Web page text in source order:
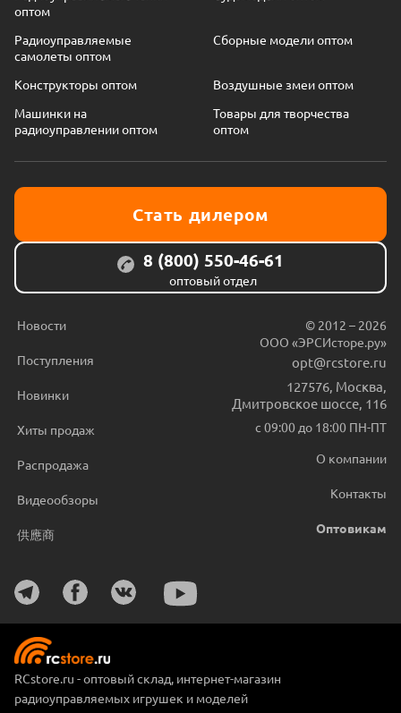
оптом
Радиоуправляемые
самолеты оптом
Сборные модели оптом
Конструкторы оптом
Воздушные змеи оптом
Машинки на
радиоуправлении оптом
Товары для творчества
оптом
Стать дилером
8 (800) 550-46-61
оптовый отдел
Новости
Поступления
Новинки
Хиты продаж
Распродажа
Видеообзоры
供應商
© 2012 – 2026
ООО «ЭРСИсторе.ру»
opt@rcstore.ru
127576 Москва
Дмитровское шоссе, 116
с 09:00 до 18:00 ПН-ПТ
О компании
Контакты
Оптовикам
RCstore.ru - оптовый склад, интернет-магазин
радиоуправляемых игрушек и моделей